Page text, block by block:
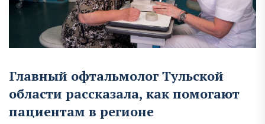
Главный офтальмолог Тульской
области рассказала, как помогают
пациентам в регионе